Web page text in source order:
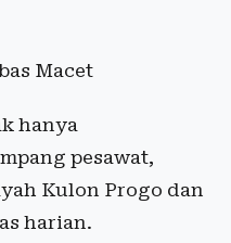
Macet
hanya
pesawat,
Kulon Progo dan
harian.